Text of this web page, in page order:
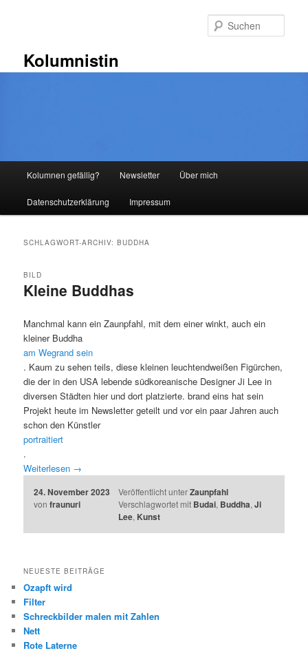
Kolumnistin
Kolumnen gefällig? Newsletter Über mich
Datenschutzerklärung Impressum
SCHLAGWORT-ARCHIV:BUDDHA
Kleine Buddhas
BILD
Manchmal kann ein Zaunpfahl, mit dem einer winkt, auch ein
kleiner Buddha
am Wegrand sein
. Kaum zu sehen teils, diese kleinen leuchtendweißen Figürchen,
die der in den USA lebende südkoreanische Designer Ji Lee in
diversen Städten hier und dort platzierte. brand eins hat sein
Projekt heute im Newsletter geteilt und vor ein paar Jahren auch
schon den Künstler
portraitiert
.
Weiterlesen →
24. November 2023
vonfraunuri
Veröffentlicht unter Zaunpfahl
Verschlagwortet mit Budai, Buddha, Ji
Lee, Kunst
NEUESTE BEITRÄGE
Ozapft wird
Filter
Schreckbilder malen mit Zahlen
Nett
Rote Laterne